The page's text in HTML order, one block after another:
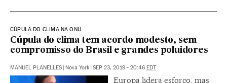
CÚPULA DO CLIMA NA ONU
Cúpula do clima tem acordo modesto, sem
compromisso do Brasil e grandes poluidores
MANUEL PLANELLES Nova York SEP 23, 2019 - 20:46 EDT
Europa lidera esforço, mas